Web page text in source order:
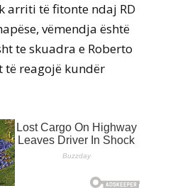
arriti të fitonte ndaj RD
vëmendja është
te skuadra e Roberto
të reagojë kundër